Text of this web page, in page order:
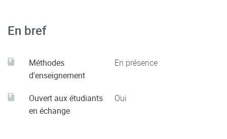
En bref
Méthodes
d'enseignement
En présence
Ouvert aux étudiants
en échange
Oui